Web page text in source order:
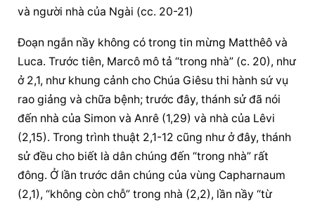
và người nhà của Ngài (cc. 20-21)
Đoạn ngắn nầy không có trong tin mừng Matthêô và
Luca. Trước tiên, Marcô mô tả “trong nhà” (c. 20), như
ở 2,1, như khung cảnh cho Chúa Giêsu thi hành sứ vụ
rao giảng và chữa bệnh; trước đây, thánh sử đã nói
đến nhà của Simon và Anrê (1,29) và nhà của Lêvi
(2,15). Trong trình thuật 2,1-12 cũng như ở đây, thánh
sử đều cho biết là dân chúng đến “trong nhà” rất
đông. Ở lần trước dân chúng của vùng Capharnaum
(2,1), “không còn chỗ” trong nhà (2,2), lần nầy “từ